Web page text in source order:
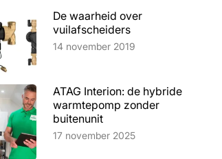
De waarheid over
vuilafscheiders
Lees artikel
14 november 2019
ATAG Interion: de hybride
warmtepomp zonder
buitenunit
Lees artikel
17 november 2025